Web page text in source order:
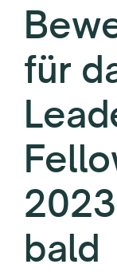
für
bald